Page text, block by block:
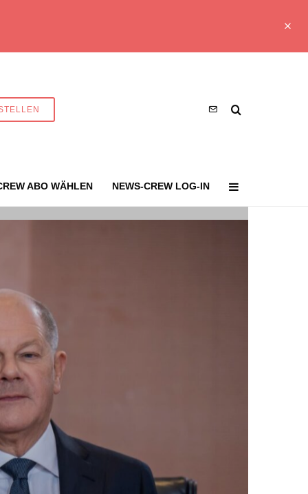
ABO WÄHLEN NEWS-CREW LOG-IN